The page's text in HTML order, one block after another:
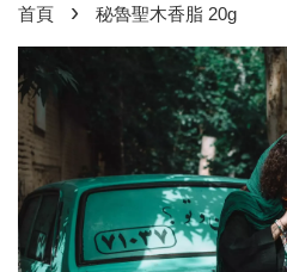
首頁 › 秘魯聖木香脂 20g